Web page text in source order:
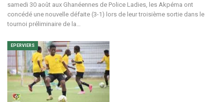
samedi 30 août aux Ghanéennes de Police Ladies, les Akpéma ont
concédé une nouvelle défaite (3-1) lors de leur troisième sortie dans le
tournoi préliminaire de la
EPERVIERS